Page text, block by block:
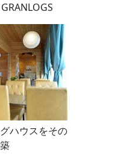
ハウスをその